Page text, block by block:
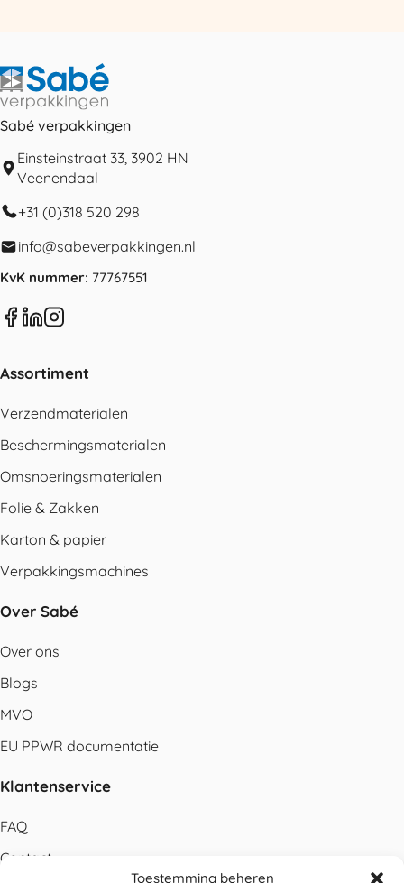
Toestemming beheren
Sabé verpakkingen
Einsteinstraat 33, 3902 HN
Veenendaal
+31 (0)318 520 298
info@sabeverpakkingen.nl
KvK nummer: 77767551
Assortiment
Verzendmaterialen
Beschermingsmaterialen
Omsnoeringsmaterialen
Folie & Zakken
Karton & papier
Verpakkingsmachines
Over Sabé
Over ons
Blogs
MVO
EU PPWR documentatie
Klantenservice
FAQ
Contact